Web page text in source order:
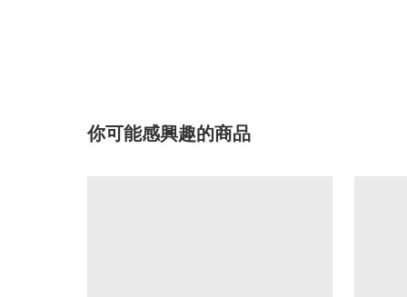
你可能感興趣的商品